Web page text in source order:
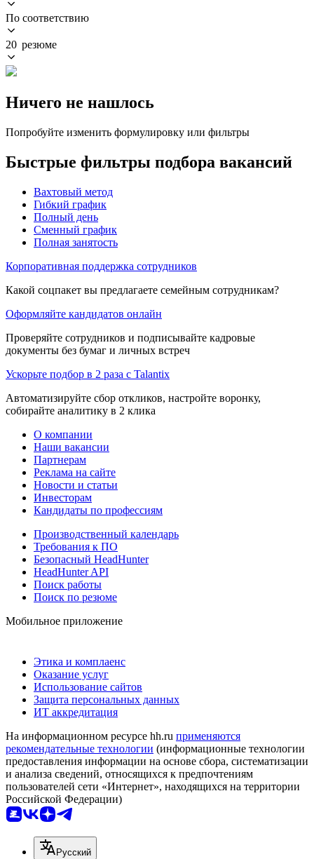
По соответствию
20 резюме
Ничего не нашлось
Попробуйте изменить формулировку или фильтры
Быстрые фильтры подбора вакансий
Вахтовый метод
Гибкий график
Полный день
Сменный график
Полная занятость
Корпоративная поддержка сотрудников
Какой соцпакет вы предлагаете семейным сотрудникам?
Оформляйте кандидатов онлайн
Проверяйте сотрудников и подписывайте кадровые
документы без бумаг и личных встреч
Ускорьте подбор в 2 раза с Talantix
Автоматизируйте сбор откликов, настройте воронку,
собирайте аналитику в 2 клика
О компании
Наши вакансии
Партнерам
Реклама на сайте
Новости и статьи
Инвесторам
Кандидаты по профессиям
Производственный календарь
Требования к ПО
Безопасный HeadHunter
HeadHunter API
Поиск работы
Поиск по резюме
Мобильное приложение
Этика и комплаенс
Оказание услуг
Использование сайтов
Защита персональных данных
ИТ аккредитация
На информационном ресурсе hh.ru применяются
рекомендательные технологии (информационные технологии
предоставления информации на основе сбора, систематизации
и анализа сведений, относящихся к предпочтениям
пользователей сети «Интернет», находящихся на территории
Российской Федерации)
Русский